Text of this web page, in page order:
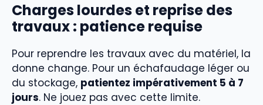
Charges lourdes et reprise des
travaux : patience requise
Pour reprendre les travaux avec du matériel, la
donne change. Pour un échafaudage léger ou
du stockage, patientez impérativement 5 à 7
jours. Ne jouez pas avec cette limite.